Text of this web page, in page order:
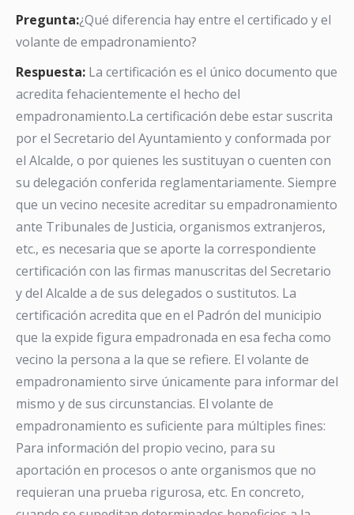
Pregunta:¿Qué diferencia hay entre el certificado y el
volante de empadronamiento?
Respuesta: La certificación es el único documento que
acredita fehacientemente el hecho del
empadronamiento.La certificación debe estar suscrita
por el Secretario del Ayuntamiento y conformada por
el Alcalde, o por quienes les sustituyan o cuenten con
su delegación conferida reglamentariamente. Siempre
que un vecino necesite acreditar su empadronamiento
ante Tribunales de Justicia, organismos extranjeros,
etc., es necesaria que se aporte la correspondiente
certificación con las firmas manuscritas del Secretario
y del Alcalde a de sus delegados o sustitutos. La
certificación acredita que en el Padrón del municipio
que la expide figura empadronada en esa fecha como
vecino la persona a la que se refiere. El volante de
empadronamiento sirve únicamente para informar del
mismo y de sus circunstancias. El volante de
empadronamiento es suficiente para múltiples fines:
Para información del propio vecino, para su
aportación en procesos o ante organismos que no
requieran una prueba rigurosa, etc. En concreto,